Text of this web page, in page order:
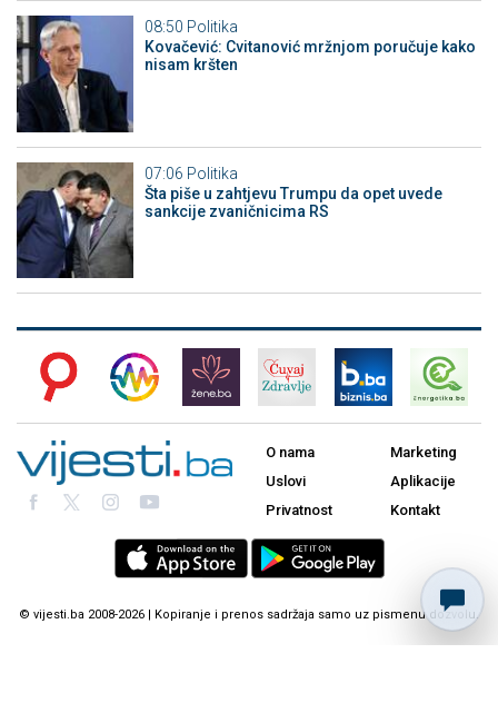
08:50 Politika
Kovačević: Cvitanović mržnjom poručuje kako
nisam kršten
07:06 Politika
Šta piše u zahtjevu Trumpu da opet uvede
sankcije zvaničnicima RS
O nama
Uslovi
Privatnost
Marketing
Aplikacije
Kontakt
© vijesti.ba 2008-2026 | Kopiranje i prenos sadržaja samo uz pismenu dozvolu.